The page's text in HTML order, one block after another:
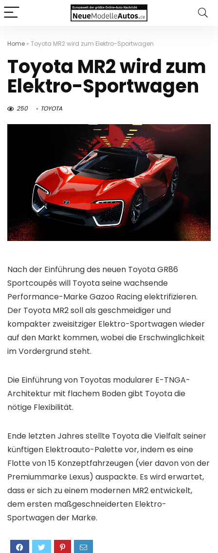
Home » Toyota MR2 wird zum Elektro-Sportwagen
Toyota MR2 wird zum
Elektro-Sportwagen
250 TOYOTA
Nach der Einführung des neuen Toyota GR86
Sportcoupés will Toyota seine wachsende
Performance-Marke Gazoo Racing elektrifizieren.
Der Toyota MR2 soll als geschmeidiger und
kompakter zweisitziger Elektro-Sportwagen wieder
auf den Markt kommen, wobei die Erschwinglichkeit
im Vordergrund steht.
Die Einführung von Toyotas modularer E-TNGA-
Architektur mit flachem Boden gibt Toyota die
nötige Flexibilität.
Ende letzten Jahres stellte Toyota die Vielfalt seiner
künftigen Elektroauto-Palette vor, indem es eine
Flotte von 15 Konzeptfahrzeugen (vier davon von der
Premiummarke Lexus) auspackte. Es wird erwartet,
dass er sich zu einem modernen MR2 entwickelt,
dem ersten maßgeschneiderten Elektro-
Sportwagen der Marke.